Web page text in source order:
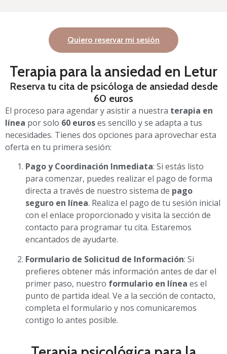
Quiero reservar mi sesión
Terapia para la ansiedad en Letur
Reserva tu cita de psicóloga de ansiedad desde
60 euros
El proceso para agendar y asistir a nuestra terapia en
línea por solo 60 euroses sencillo y se adapta a tus
necesidades. Tienes dos opciones para aprovechar esta
oferta en tu primera sesión:
Pago y Coordinación Inmediata: Si estás listo
para comenzar, puedes realizar el pago de forma
directa a través de nuestro sistema de pago
seguro en línea. Realiza el pago de tu sesión inicial
con el enlace proporcionado y visita la sección de
contacto para programar tu cita. Estaremos
encantados de ayudarte.
Formulario de Solicitud de Información: Si
prefieres obtener más información antes de dar el
primer paso, nuestro formulario en línea es el
punto de partida ideal. Ve a la sección de contacto,
completa el formulario y nos comunicaremos
contigo lo antes posible.